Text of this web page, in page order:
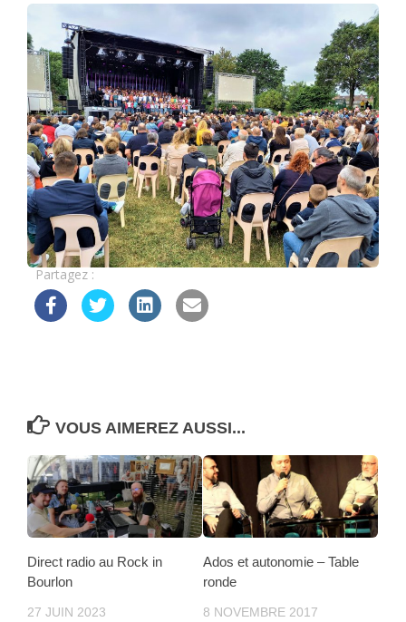
Partagez :
VOUS AIMEREZ AUSSI...
Direct radio au Rock in
Bourlon
27 JUIN 2023
Ados et autonomie – Table
ronde
8 NOVEMBRE 2017